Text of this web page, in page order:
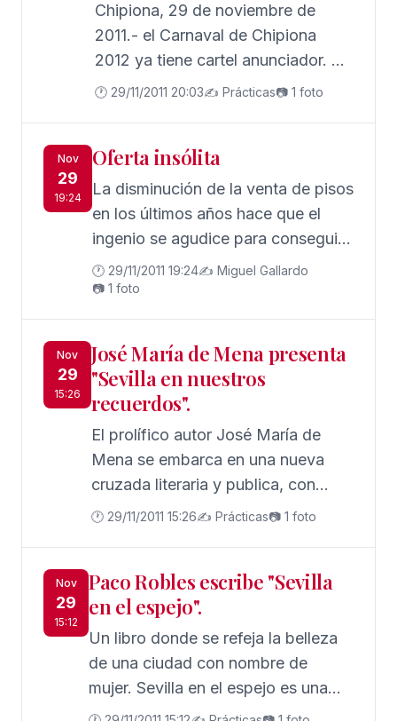
Chipiona, 29 de noviembre de
2011.- el Carnaval de Chipiona
2012 ya tiene cartel anunciador. La
obra del autor roteño Adrián Peña,
miércoles, 30 de noviembre de
2011, a las 19:30 horas en el
Castillo de Chipiona, en un acto
oficial de la Delegación Municipal
🕐 29/11/2011 20:03✍️ Prácticas📷 1 foto
Nov
29
19:24
Oferta insólita
La disminución de la venta de pisos
en los últimos años hace que el
ingenio se agudice para conseguir
el objetivo que no es otro que
vender pisos.
🕐 29/11/2011 19:24✍️ Miguel Gallardo
📷 1 foto
Nov
29
15:26
José María de Mena presenta
"Sevilla en nuestros
recuerdos".
El prolífico autor José María de
Mena se embarca en una nueva
cruzada literaria y publica, con
Guadalturia Ediciones, un bello
demasiados años y que sucumbió
con sus costumbristas formas al
progreso de una ciudad
cosmopolita. Es la nueva obra de
José María de Mena: "Sevilla en
🕐 29/11/2011 15:26✍️ Prácticas📷 1 foto
Nov
29
15:12
Paco Robles escribe "Sevilla
en el espejo".
Un libro donde se refeja la belleza
de una ciudad con nombre de
mujer. Sevilla en el espejo es una
recopilación de artículos publicados